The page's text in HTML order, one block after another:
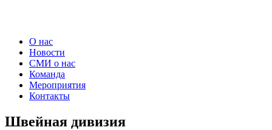
О нас
Новости
СМИ о нас
Команда
Мероприятия
Контакты
Швейная дивизия